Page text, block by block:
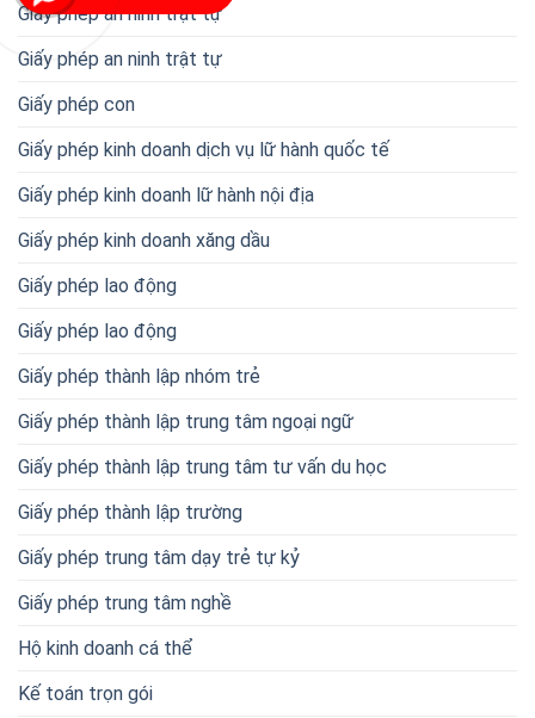
Giấy phép an ninh trật tự
Giấy phép an ninh trật tự
Giấy phép con
Giấy phép kinh doanh dịch vụ lữ hành quốc tế
Giấy phép kinh doanh lữ hành nội địa
Giấy phép kinh doanh xăng dầu
Giấy phép lao động
Giấy phép lao động
Giấy phép thành lập nhóm trẻ
Giấy phép thành lập trung tâm ngoại ngữ
Giấy phép thành lập trung tâm tư vấn du học
Giấy phép thành lập trường
Giấy phép trung tâm dạy trẻ tự kỷ
Giấy phép trung tâm nghề
Hộ kinh doanh cá thể
Kế toán trọn gói